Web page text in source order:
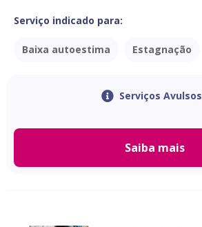
Serviço indicado para:
Baixa autoestima Estagnação
Serviços Avulsos
Saiba mais